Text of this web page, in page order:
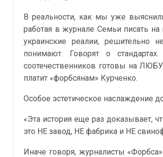
В реальности, как мы уже
работая в журнале Семьи писать
украинские реалии, решительно
понимают. Говорят о
соотечественников готовы на
платит «форбсянам» Курченко.
Особое эстетическое наслаждение
«Эта история еще раз доказывает,
это НЕ завод, НЕ фабрика и НЕ
Иначе говоря, журналисты